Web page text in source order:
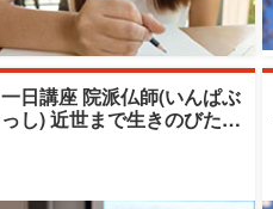
一日講座 院派仏師(いんぱぶ
っし) 近世まで生きのびたも